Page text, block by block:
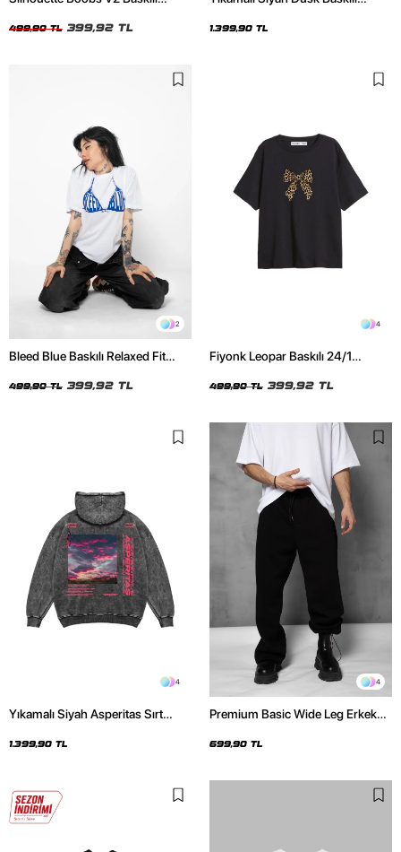
499,90 TL 399,92 TL 1.399,90 TL
2
Bleed Blue Baskılı Relaxed Fit
499,90 TL 399,92 TL
4
Fiyonk Leopar Baskılı 24/1
Tshirt
499,90 TL 399,92 TL
4
Yıkamalı Siyah Asperitas Sırt
1.399,90 TL
4
Premium Basic Wide Leg Erkek
699,90 TL